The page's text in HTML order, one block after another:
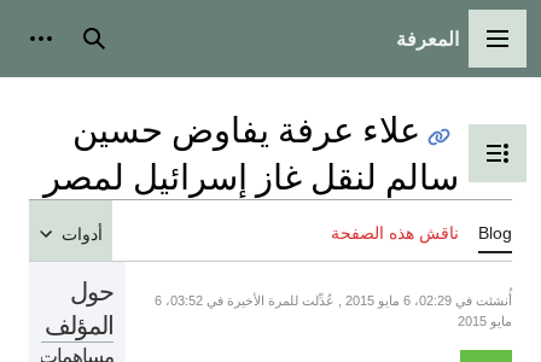
القائمة الرئيسية
المعرفة بحث
تبديل عرض جدول المحتويات
علاء عرفة يفاوض حسين
سالم لنقل غاز إسرائيل لمصر
Blog ناقش هذه الصفحة أدوات
حول
المؤلف
مساهمات
أُنشئت في 02:29، 6 مايو 2015 , عُدِّلت للمرة الأخيرة في 03:52، 6
مايو 2015